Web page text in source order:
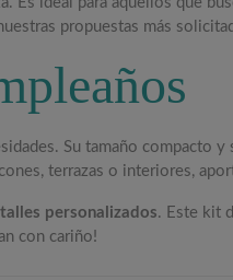
propuestas más
Su tamaño compacto
terrazas o interiores,
personalizados. Este kit
con cariño!